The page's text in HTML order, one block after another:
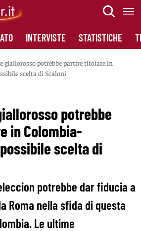
INTERVISTE STATISTICHE
giallorosso potrebbe partire titolare in
scelta di Scaloni
potrebbe
in Colombia-
scelta di
potrebbe dar fiducia a
Roma nella sfida di questa
Le ultime